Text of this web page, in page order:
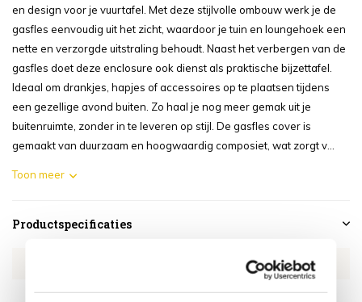
en design voor je vuurtafel. Met deze stijlvolle ombouw werk je de
gasfles eenvoudig uit het zicht, waardoor je tuin en loungehoek een
nette en verzorgde uitstraling behoudt. Naast het verbergen van de
gasfles doet deze enclosure ook dienst als praktische bijzettafel.
Ideaal om drankjes, hapjes of accessoires op te plaatsen tijdens
een gezellige avond buiten. Zo haal je nog meer gemak uit je
buitenruimte, zonder in te leveren op stijl. De gasfles cover is
gemaakt van duurzaam en hoogwaardig composiet, wat zorgt v...
Toon meer
Productspecificaties
SKU HCENCRO-04